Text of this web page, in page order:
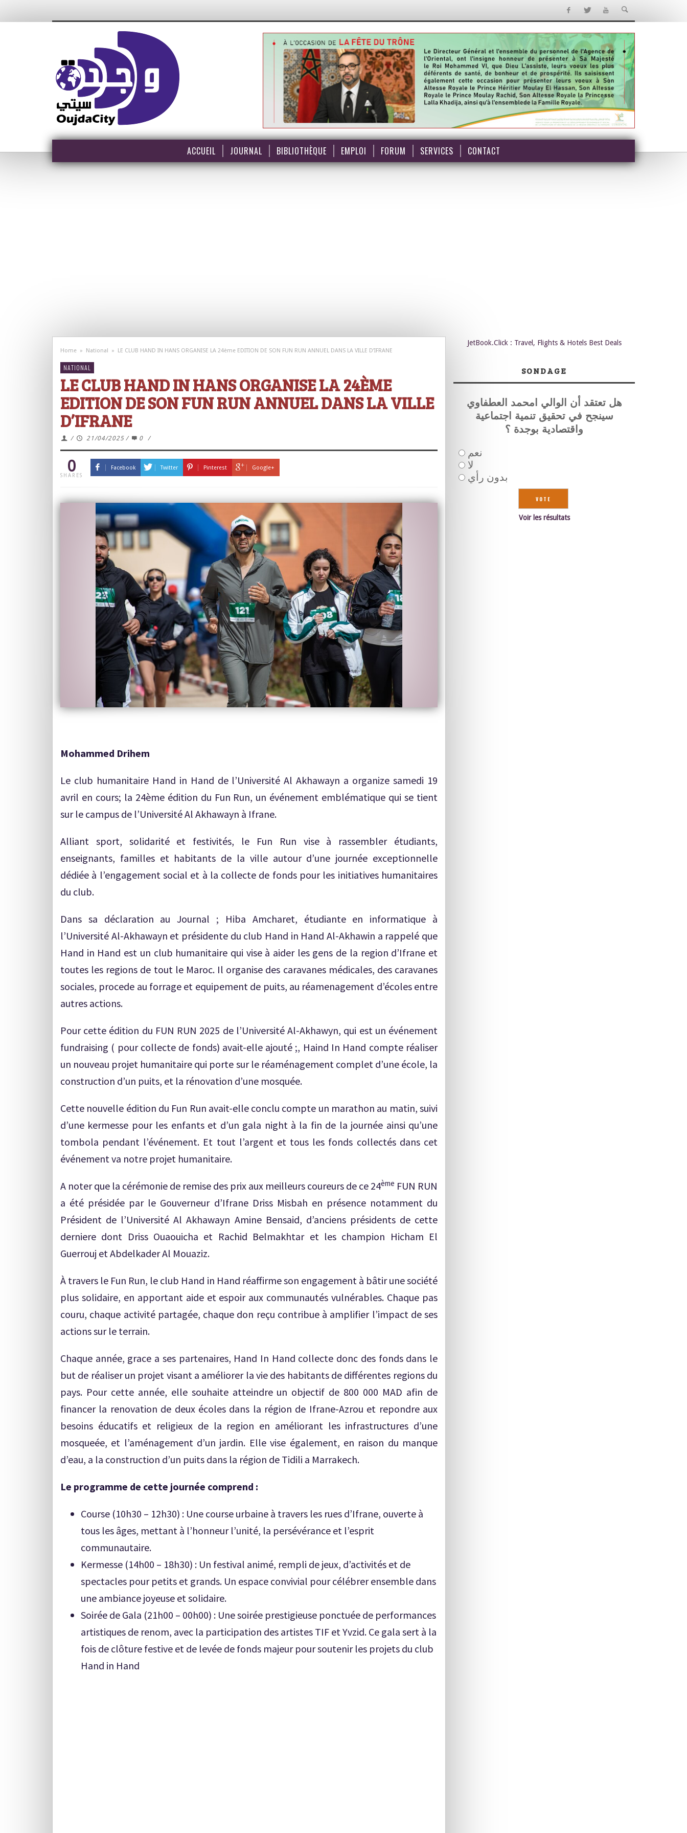
ACCUEIL JOURNAL BIBLIOTHÈQUE EMPLOI FORUM SERVICES CONTACT
Home » National » LE CLUB HAND IN HANS ORGANISE LA 24ème EDITION DE SON FUN RUN ANNUEL DANS LA VILLE D’IFRANE
NATIONAL
LE CLUB HAND IN HANS ORGANISE LA 24ÈME
EDITION DE SON FUN RUN ANNUEL DANS LA VILLE
D’IFRANE
/ 21/04/2025 / 0 /
0
SHARES
Facebook Twitter Pinterest Google+
Mohammed Drihem
Le club humanitaire Hand in Hand de l’Université Al Akhawayn a organize samedi 19
avril en cours; la 24ème édition du Fun Run, un événement emblématique qui se tient
sur le campus de l’Université Al Akhawayn à Ifrane.
Alliant sport, solidarité et festivités, le Fun Run vise à rassembler étudiants,
enseignants, familles et habitants de la ville autour d’une journée exceptionnelle
dédiée à l’engagement social et à la collecte de fonds pour les initiatives humanitaires
du club.
Dans sa déclaration au Journal ; Hiba Amcharet, étudiante en informatique à
l’Université Al-Akhawayn et présidente du club Hand in Hand Al-Akhawin a rappelé que
Hand in Hand est un club humanitaire qui vise à aider les gens de la region d’Ifrane et
toutes les regions de tout le Maroc. Il organise des caravanes médicales, des caravanes
sociales, procede au forrage et equipement de puits, au réamenagement d’écoles entre
autres actions.
Pour cette édition du FUN RUN 2025 de l’Université Al-Akhawyn, qui est un événement
fundraising ( pour collecte de fonds) avait-elle ajouté ;, Haind In Hand compte réaliser
un nouveau projet humanitaire qui porte sur le réaménagement complet d’une école, la
construction d’un puits, et la rénovation d’une mosquée.
Cette nouvelle édition du Fun Run avait-elle conclu compte un marathon au matin, suivi
d’une kermesse pour les enfants et d’un gala night à la fin de la journée ainsi qu’une
tombola pendant l’événement. Et tout l’argent et tous les fonds collectés dans cet
événement va notre projet humanitaire.
A noter que la cérémonie de remise des prix aux meilleurs coureurs de ce 24ème FUN RUN
a été présidée par le Gouverneur d’Ifrane Driss Misbah en présence notamment du
Président de l’Université Al Akhawayn Amine Bensaid, d’anciens présidents de cette
derniere dont Driss Ouaouicha et Rachid Belmakhtar et les champion Hicham El
Guerrouj et Abdelkader Al Mouaziz.
À travers le Fun Run, le club Hand in Hand réaffirme son engagement à bâtir une société
plus solidaire, en apportant aide et espoir aux communautés vulnérables. Chaque pas
couru, chaque activité partagée, chaque don reçu contribue à amplifier l’impact de ses
actions sur le terrain.
Chaque année, grace a ses partenaires, Hand In Hand collecte donc des fonds dans le
but de réaliser un projet visant a améliorer la vie des habitants de différentes regions du
pays. Pour cette année, elle souhaite atteindre un objectif de 800 000 MAD afin de
financer la renovation de deux écoles dans la région de Ifrane-Azrou et repondre aux
besoins éducatifs et religieux de la region en améliorant les infrastructures d’une
mosqueée, et l’aménagement d’un jardin. Elle vise également, en raison du manque
d’eau, a la construction d’un puits dans la région de Tidili a Marrakech.
Le programme de cette journée comprend :
Course (10h30 – 12h30) : Une course urbaine à travers les rues d’Ifrane, ouverte à
tous les âges, mettant à l’honneur l’unité, la persévérance et l’esprit
communautaire.
Kermesse (14h00 – 18h30) : Un festival animé, rempli de jeux, d’activités et de
spectacles pour petits et grands. Un espace convivial pour célébrer ensemble dans
une ambiance joyeuse et solidaire.
Soirée de Gala (21h00 – 00h00) : Une soirée prestigieuse ponctuée de performances
artistiques de renom, avec la participation des artistes TIF et Yvzid. Ce gala sert à la
fois de clôture festive et de levée de fonds majeur pour soutenir les projets du club
Hand in Hand
JetBook.Click : Travel, Flights & Hotels Best Deals
SONDAGE
هل تعتقد أن الوالي امحمد العطفاوي
سينجح في تحقيق تنمية اجتماعية
واقتصادية بوجدة ؟
نعم
لا
بدون رأي
Voir les résultats